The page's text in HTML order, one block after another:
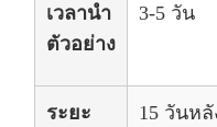
เวลานํา
ตัวอย่าง
3-5 วัน
ระยะ
15 วันห